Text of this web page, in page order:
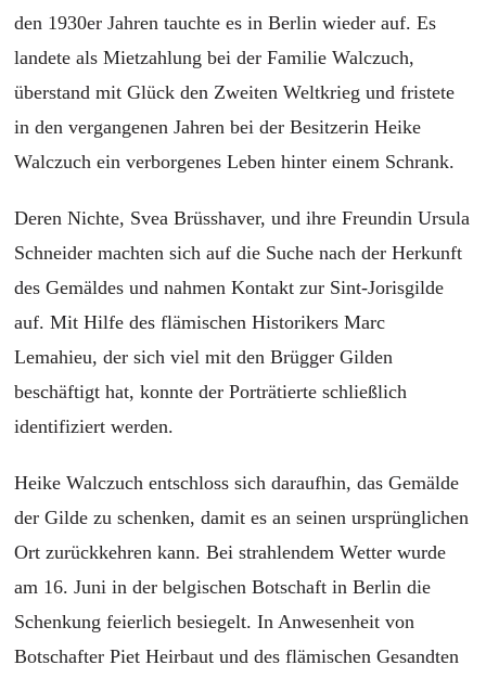
den 1930er Jahren tauchte es in Berlin wieder auf. Es
landete als Mietzahlung bei der Familie Walczuch,
überstand mit Glück den Zweiten Weltkrieg und fristete
in den vergangenen Jahren bei der Besitzerin Heike
Walczuch ein verborgenes Leben hinter einem Schrank.
Deren Nichte, Svea Brüsshaver, und ihre Freundin Ursula
Schneider machten sich auf die Suche nach der Herkunft
des Gemäldes und nahmen Kontakt zur Sint-Jorisgilde
auf. Mit Hilfe des flämischen Historikers Marc
Lemahieu, der sich viel mit den Brügger Gilden
beschäftigt hat, konnte der Porträtierte schließlich
identifiziert werden.
Heike Walczuch entschloss sich daraufhin, das Gemälde
der Gilde zu schenken, damit es an seinen ursprünglichen
Ort zurückkehren kann.Bei strahlendem Wetter wurde
am 16. Juni in der belgischen Botschaft in Berlin die
Schenkung feierlich besiegelt. In Anwesenheit von
Botschafter Piet Heirbaut und des flämischen Gesandten